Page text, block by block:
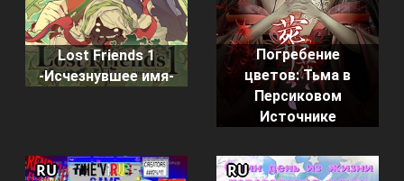
Lost Friends 1
-Исчезнувшее имя-
Погребение
цветов: Тьма в
Персиковом
Источнике
RU RU